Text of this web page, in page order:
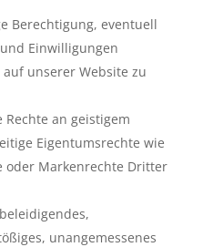
Berechtigung, eventuell
Einwilligungen
unserer Website zu
an geistigem
Eigentumsrechte wie
oder Markenrechte Dritter
unangemessenes